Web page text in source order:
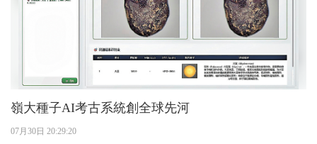
嶺大種子AI考古系統創全球先河
07月30日 20:29:20